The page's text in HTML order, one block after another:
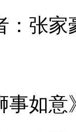
张家
如意